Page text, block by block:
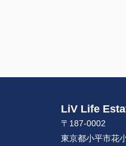
LiV Life
〒187-0002
東京都小平市花